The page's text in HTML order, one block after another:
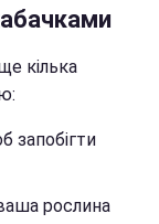
кілька
запобігти
рослина